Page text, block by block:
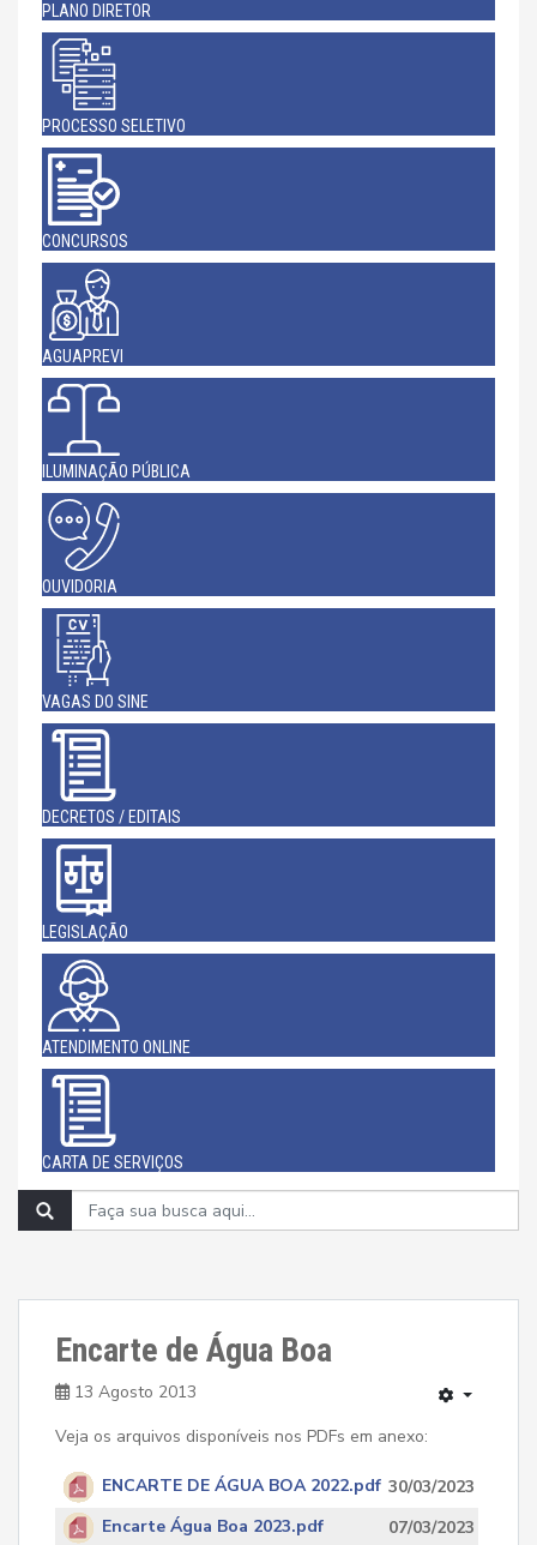
PLANO DIRETOR
PROCESSO SELETIVO
CONCURSOS
AGUAPREVI
ILUMINAÇÃO PÚBLICA
OUVIDORIA
VAGAS DO SINE
DECRETOS / EDITAIS
LEGISLAÇÃO
ATENDIMENTO ONLINE
CARTA DE SERVIÇOS
Encarte de Água Boa
13 Agosto 2013
Veja os arquivos disponíveis nos PDFs em anexo:
ENCARTE DE ÁGUA BOA 2022.pdf 30/03/2023
Encarte Água Boa 2023.pdf
07/03/2023